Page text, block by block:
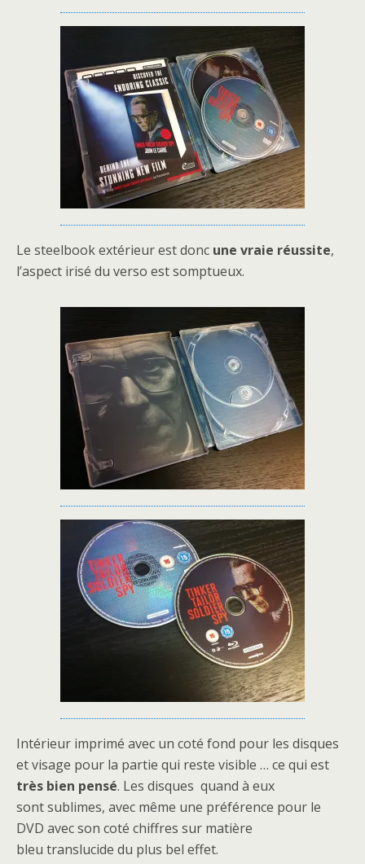
Le steelbook extérieur est donc une vraie réussite,
l’aspect irisé du verso est somptueux.
Intérieur imprimé avec un coté fond pour les disques
et visage pour la partie qui reste visible … ce qui est
très bien pensé. Les disques quand à eux
sont sublimes, avec même une préférence pour le
DVD avec son coté chiffres sur matière
bleu translucide du plus bel effet.